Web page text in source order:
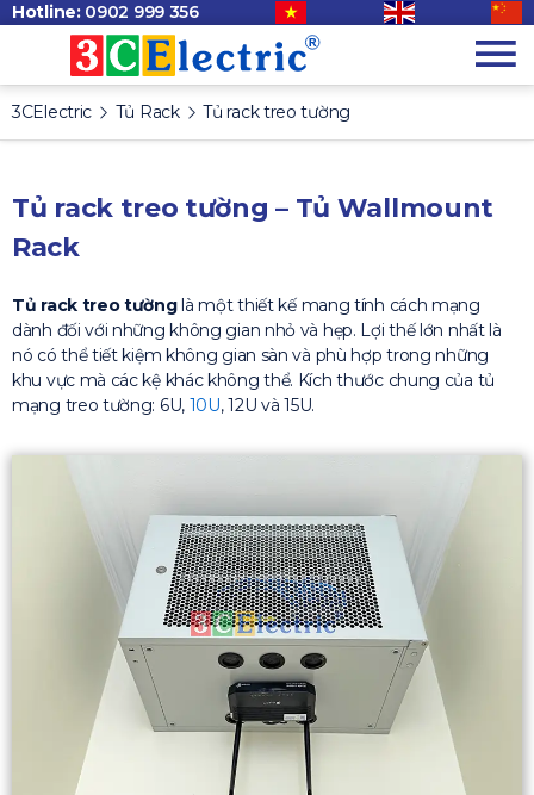
Hotline: 0902 999 356
3CElectric Tủ Rack Tủ rack treo tường
Tủ rack treo tường – Tủ Wallmount
Rack
Tủ rack treo tườnglà một thiết kế mang tính cách mạng
dành đối với những không gian nhỏ và hẹp. Lợi thế lớn nhất là
nó có thể tiết kiệm không gian sàn và phù hợp trong những
khu vực mà các kệ khác không thể. Kích thước chung của tủ
mạng treo tường: 6U, 10U, 12U và 15U.